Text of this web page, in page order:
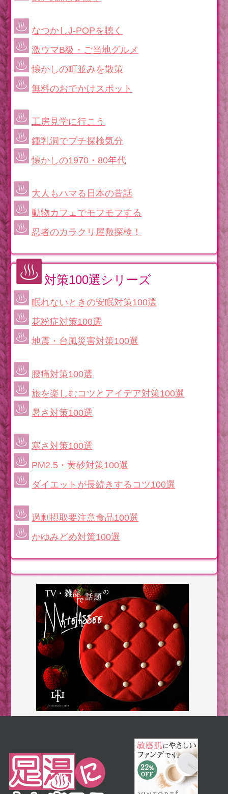
なつかしJ-POPを聴く
激ウマB級・ご当地グルメ
懐かしの町並みを散策
無料のおでかけスポット
工房見学に行こう
鍾乳洞でプチ探検気分
懐かしの1970・80年代
大人もハマる日本の昔話
動物カフェでモフモフする
忍者のカラクリ屋敷探検！
対策100選シリーズ
眠れないときの安眠対策100選
花粉症対策100選
地震・台風災害対策100選
腰痛対策100選
旅を楽しむコツとアイデア対策100選
暑さ対策100選
寒さ対策100選
PM2.5・黄砂対策100選
ダイエットが長続きするコツ100選
過剰摂取要注意食品100選
かゆみどめ対策100選